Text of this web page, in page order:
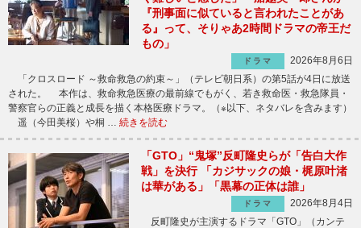
『刑事面に似ていると言われたことがあ
る』って、そりゃあ2時間ドラマの帝王だ
もの」
ドラマ
2026年8月6日
「クロスロード ～救命救急の約束～」（テレビ朝日系）の第5話が4日に放送
された。 本作は、救命救急医療の最前線でもがく、若き救命医・救急隊員・
警察官らの正義と成長を描く本格医療ドラマ。（※以下、ネタバレを含みます）
遥（今田美桜）や桐 … 続きを読む
「GTO」“鬼塚”反町隆史らが「告白大作
戦」を決行 「カジサックの娘・梶原叶渚
は華がある」「黒幕の正体は誰」
ドラマ
2026年8月4日
反町隆史が主演するドラマ「GTO」（カンテ